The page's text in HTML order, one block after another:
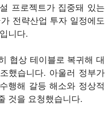
프로젝트가 집중돼 있는
전략산업 투자 일정에도
니다.
협상 테이블로 복귀해 대
했습니다. 아울러 정부가
행해 갈등 해소와 정상적
것을 요청했습니다.